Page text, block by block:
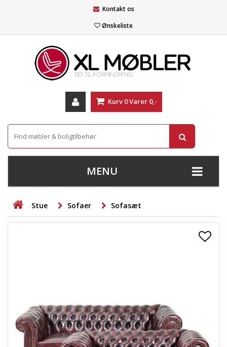
Kontakt os
Ønskeliste
Kurv 0Varer 0,-
MENU
+
STUE
+
TÆPPER
LAMPER
Stue Sofaer Sofasæt